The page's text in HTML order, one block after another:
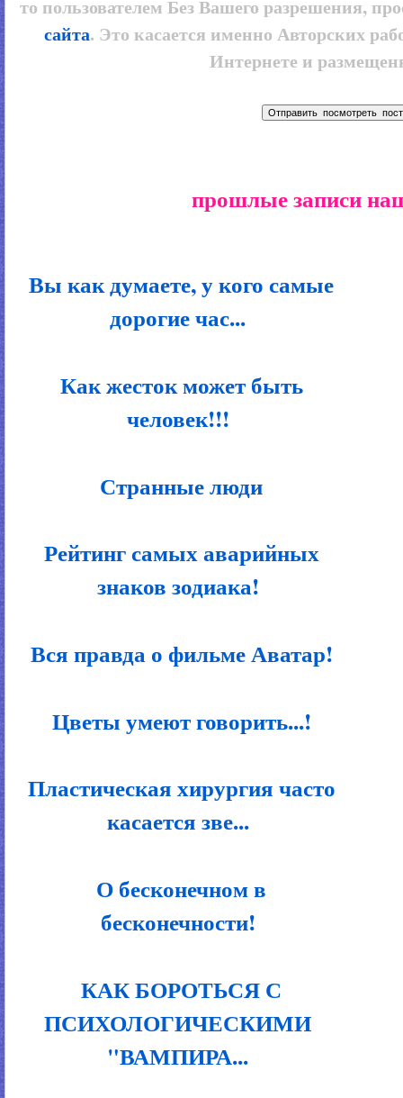
то пользователем Без Вашего разрешения,
сайта. Это касается именно Авторских
Интернете и
прошлые записи
Вы как думаете, у кого самые
дорогие час...
Как жесток может быть
человек!!!
Странные люди
Рейтинг самых аварийных
знаков зодиака!
Вся правда о фильме Аватар!
Цветы умеют говорить...!
Пластическая хирургия часто
касается зве...
О бесконечном в
бесконечности!
КАК БОРОТЬСЯ С
ПСИХОЛОГИЧЕСКИМИ
"ВАМПИРА...